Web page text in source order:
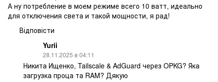
А ну потребление в моем режиме всего 10 ватт, идеально
для отключения света и такой мощности, я рад!
Відповісти
Yurii
28.11.2025 в 04:11
Никита Ищенко, Tailscale & AdGuard через OPKG? Яка
загрузка проца та RAM? Дякую